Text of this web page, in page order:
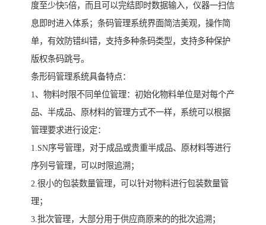
度至少快5倍，而且可以完结即时数据输入，仪器一扫信
息即时进入体系；条码管理系统界面简洁美观，操作简
单，有效防错纠错，支持多种条码类型，支持多种保护
版权条码跳号。
条形码管理系统具备特点：
1、物料时限不同单位管理：初始化物料单位是对每个产
品、半成品、原材料的管理方式不一样，系统可以根据
管理要求进行设定：
1.SN序号管理，对于成品或贵重半成品、原材料等进行
序列号管理，可以时限追溯；
2.很小的包装数量管理，可以针对物料进行包装数量管
理；
3.批次管理，大部分用于供应商原来的的批次追溯；